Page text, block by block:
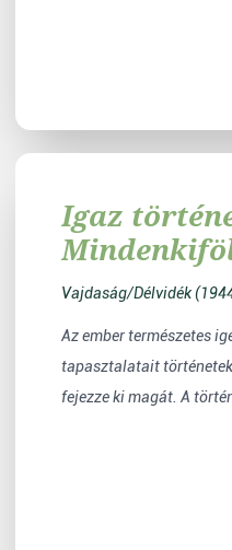
Igaz
Vajdaság/Délvidék
Az ember természetes
tapasztalatait
fejezze ki magát. A